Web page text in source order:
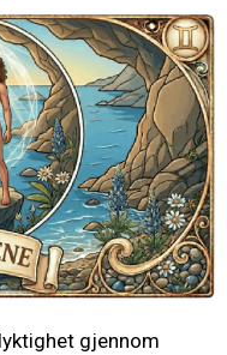
gjennom